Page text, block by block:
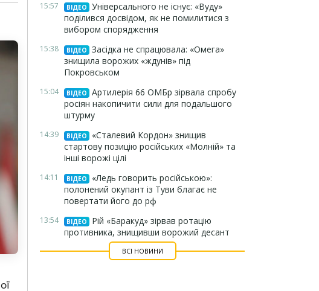
15:57 ВІДЕО
Універсального не існує: «Вуду»
поділився досвідом, як не помилитися з
вибором спорядження
15:38 ВІДЕО
Засідка не спрацювала: «Омега»
знищила ворожих «ждунів» під
Покровськом
15:04 ВІДЕО
Артилерія 66 ОМБр зірвала спробу
росіян накопичити сили для подальшого
штурму
14:39 ВІДЕО
«Сталевий Кордон» знищив
стартову позицію російських «Молній» та
інші ворожі цілі
14:11 ВІДЕО
«Ледь говорить російською»:
полонений окупант із Туви благає не
повертати його до рф
13:54 ВІДЕО
Рій «Баракуд» зірвав ротацію
противника, знищивши ворожий десант
ВСІ НОВИНИ